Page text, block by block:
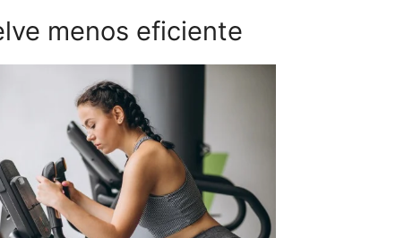
menos eficiente